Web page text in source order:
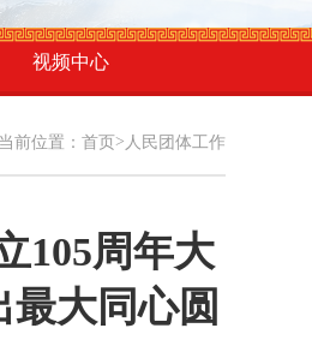
视频中心
当前位置： 首页 > 人民团体工作
105周年大
大同心圆